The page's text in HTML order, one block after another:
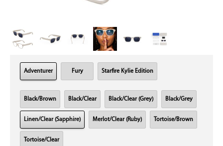
Adventurer Fury Starfire Kylie Edition
Black/Brown Black/Clear Black/Clear (Grey) Black/Grey
Linen/Clear (Sapphire) Merlot/Clear (Ruby) Tortoise/Brown
Tortoise/Clear